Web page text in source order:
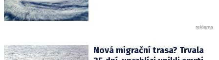
Nová migrační trasa? Trvala